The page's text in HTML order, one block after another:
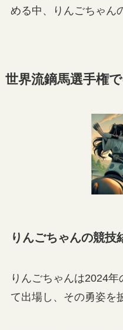
める中、りんごちゃん
世界流鏑馬選手権
りんごちゃんの競技
りんごちゃんは2024
て出場し、その勇姿を